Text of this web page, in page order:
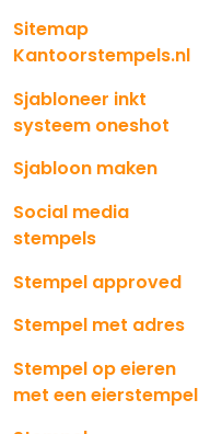
Sitemap
Kantoorstempels.nl
Sjabloneer inkt
systeem oneshot
Sjabloon maken
Social media
stempels
Stempel approved
Stempel met adres
Stempel op eieren
met een eierstempel